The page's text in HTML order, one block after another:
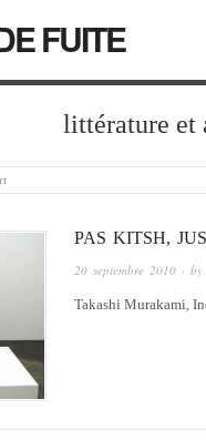
FUITE
littérature et
PAS KITSH,
20 septembre 2010 · by
Takashi Murakami,